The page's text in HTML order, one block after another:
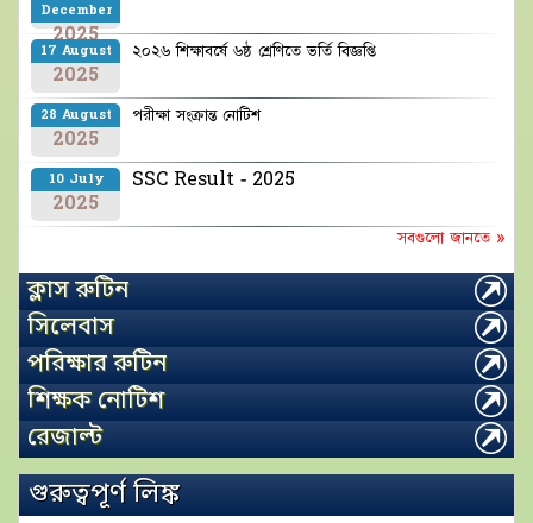
December
2025
17 August
2025
২০২৬ শিক্ষাবর্ষে ৬ষ্ঠ শ্রেণিতে ভর্তি বিজ্ঞপ্তি
28 August
2025
পরীক্ষা সংক্রান্ত নোটিশ
10 July
2025
SSC Result - 2025
সবগুলো জানতে »
ক্লাস রুটিন
সিলেবাস
পরিক্ষার রুটিন
শিক্ষক নোটিশ
রেজাল্ট
গুরুত্বপূর্ণ লিঙ্ক